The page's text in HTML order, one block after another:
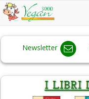
Newsletter